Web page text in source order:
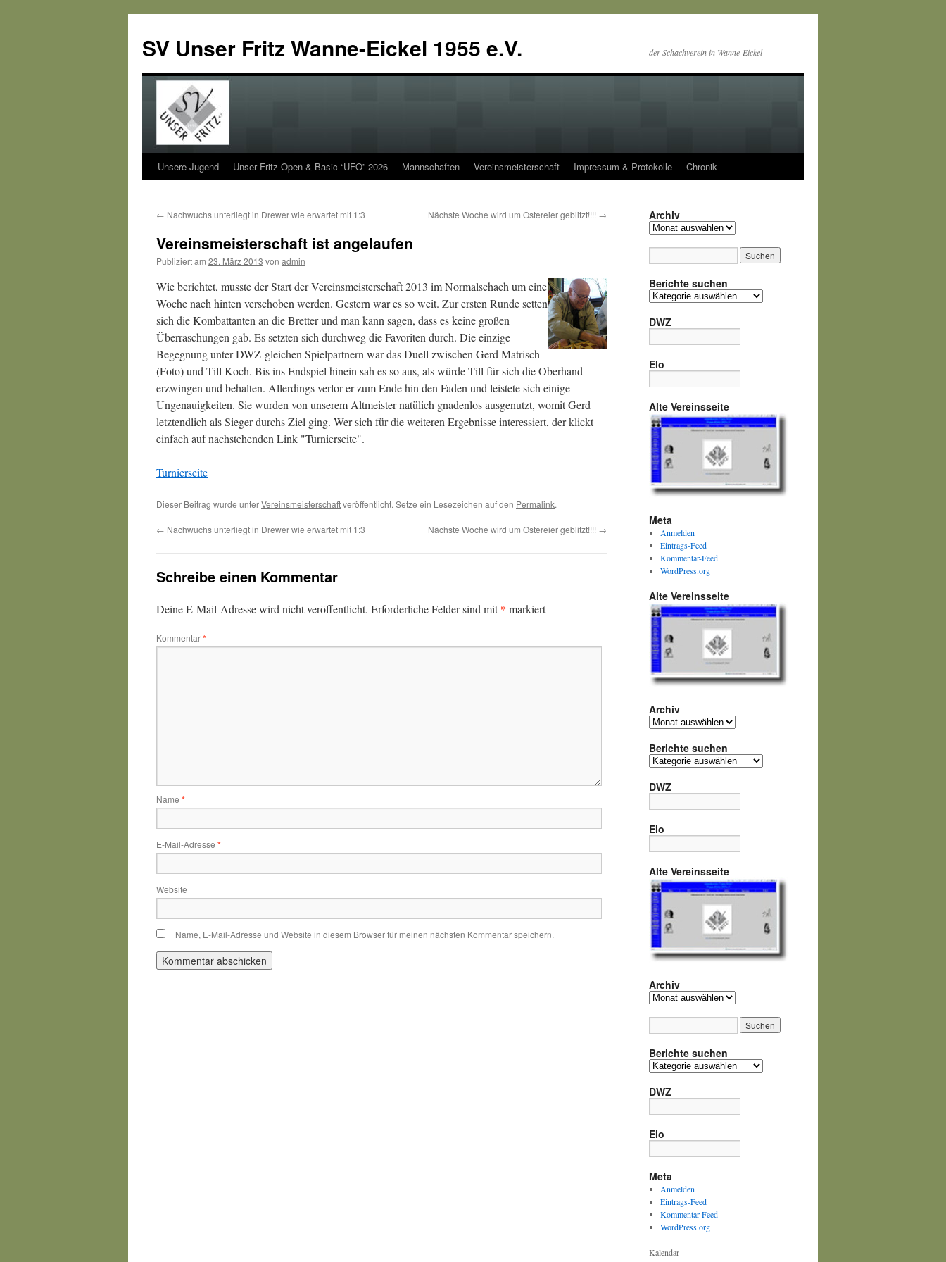
SV Unser Fritz Wanne-Eickel 1955 e.V. der Schachverein in Wanne-Eickel
Zum
springen
Unsere Jugend Unser Fritz Open & Basic “UFO” 2026 Mannschaften Vereinsmeisterschaft Impressum & Protokolle Chronik
← Nachwuchs unterliegt in Drewer wie erwartet mit 1:3 Nächste Woche wird um Ostereier geblitzt!!!! →
Vereinsmeisterschaft ist angelaufen
Publiziert am 23. März 2013 von admin
Wie berichtet, musste der Start der Vereinsmeisterschaft 2013 im Normalschach um eine
Woche nach hinten verschoben werden. Gestern war es so weit. Zur ersten Runde setten
sich die Kombattanten an die Bretter und man kann sagen, dass es keine großen
Überraschungen gab. Es setzten sich durchweg die Favoriten durch. Die einzige
Begegnung unter DWZ-gleichen Spielpartnern war das Duell zwischen Gerd Matrisch
(Foto) und Till Koch. Bis ins Endspiel hinein sah es so aus, als würde Till für sich die Oberhand
erzwingen und behalten. Allerdings verlor er zum Ende hin den Faden und leistete sich einige
Ungenauigkeiten. Sie wurden von unserem Altmeister natülich gnadenlos ausgenutzt, womit Gerd
letztendlich als Sieger durchs Ziel ging. Wer sich für die weiteren Ergebnisse interessiert, der klickt
einfach auf nachstehenden Link "Turnierseite".
Turnierseite
Dieser Beitrag wurde unterVereinsmeisterschaftveröffentlicht. Setze ein Lesezeichen auf den Permalink.
← Nachwuchs unterliegt in Drewer wie erwartet mit 1:3 Nächste Woche wird um Ostereier geblitzt!!!! →
Schreibe einen Kommentar
Deine E-Mail-Adresse wird nicht veröffentlicht. Erforderliche Felder sind mit* markiert
Kommentar*
Name *
E-Mail-Adresse *
Website
Name, E-Mail-Adresse und Website in diesem Browser für meinen nächsten Kommentar speichern.
Archiv
Archiv
Berichte suchen
Berichte
DWZ
Elo
Alte Vereinsseite
Meta
Anmelden
Eintrags-Feed
Kommentar-Feed
WordPress.org
Alte Vereinsseite
Archiv
Archiv
Berichte suchen
Berichte
DWZ
Elo
Alte Vereinsseite
Archiv
Archiv
Berichte suchen
Berichte
DWZ
Elo
Meta
Anmelden
Eintrags-Feed
Kommentar-Feed
WordPress.org
Kalendar